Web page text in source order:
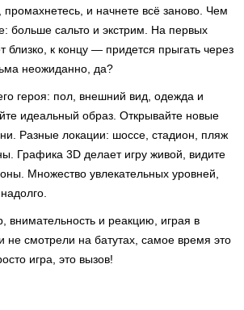
и начнете всё заново. Чем
больше сальто и экстрим. На первых
близко, к концу — придется прыгать через
неожиданно, да?
героя: пол, внешний вид, одежда и
идеальный образ. Открывайте новые
Разные локации: шоссе, стадион, пляж
Графика 3D делает игру живой, видите
Множество увлекательных уровней,
внимательность и реакцию, играя в
не смотрели на батутах, самое время это
игра, это вызов!